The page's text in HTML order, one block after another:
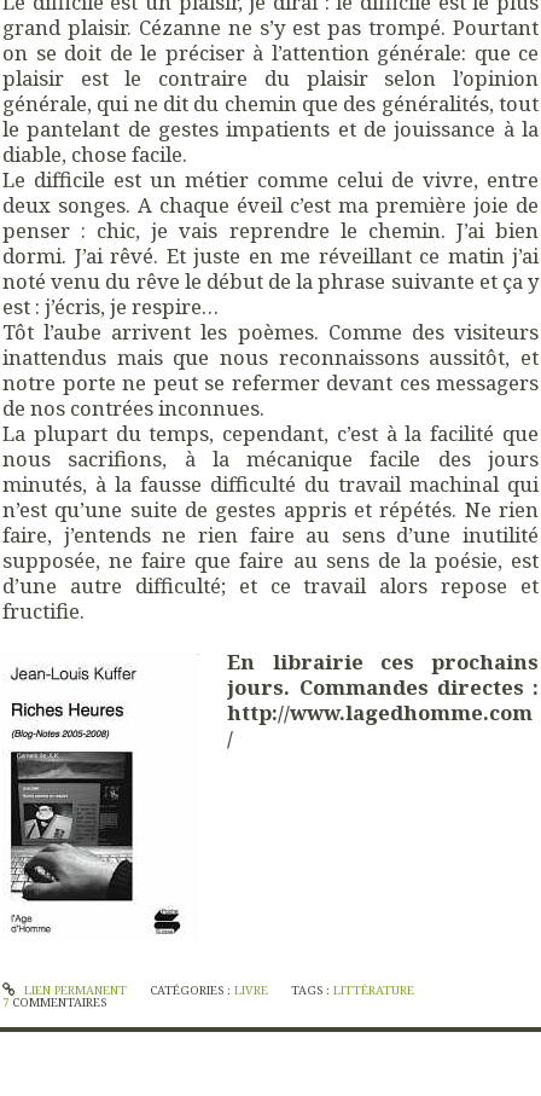
grand plaisir. Cézanne ne s’y est pas trompé. Pourtant
on se doit de le préciser à l’attention générale: que ce
plaisir est le contraire du plaisir selon l’opinion
générale, qui ne dit du chemin que des généralités, tout
le pantelant de gestes impatients et de jouissance à la
diable, chose facile.
Le difficile est un métier comme celui de vivre, entre
deux songes. A chaque éveil c’est ma première joie de
penser : chic, je vais reprendre le chemin. J’ai bien
dormi. J’ai rêvé. Et juste en me réveillant ce matin j’ai
noté venu du rêve le début de la phrase suivante et ça y
est : j’écris, je respire…
Tôt l’aube arrivent les poèmes. Comme des visiteurs
inattendus mais que nous reconnaissons aussitôt, et
notre porte ne peut se refermer devant ces messagers
de nos contrées inconnues.
La plupart du temps, cependant, c’est à la facilité que
nous sacrifions, à la mécanique facile des jours
minutés, à la fausse difficulté du travail machinal qui
n’est qu’une suite de gestes appris et répétés. Ne rien
faire, j’entends ne rien faire au sens d’une inutilité
supposée, ne faire que faire au sens de la poésie, est
d’une autre difficulté; et ce travail alors repose et
fructifie.
En librairie ces prochains
jours. Commandes directes :
http://www.lagedhomme.com
/
LIEN PERMANENT CATÉGORIES : LIVRE TAGS :LITTÉRATURE
7 COMMENTAIRES